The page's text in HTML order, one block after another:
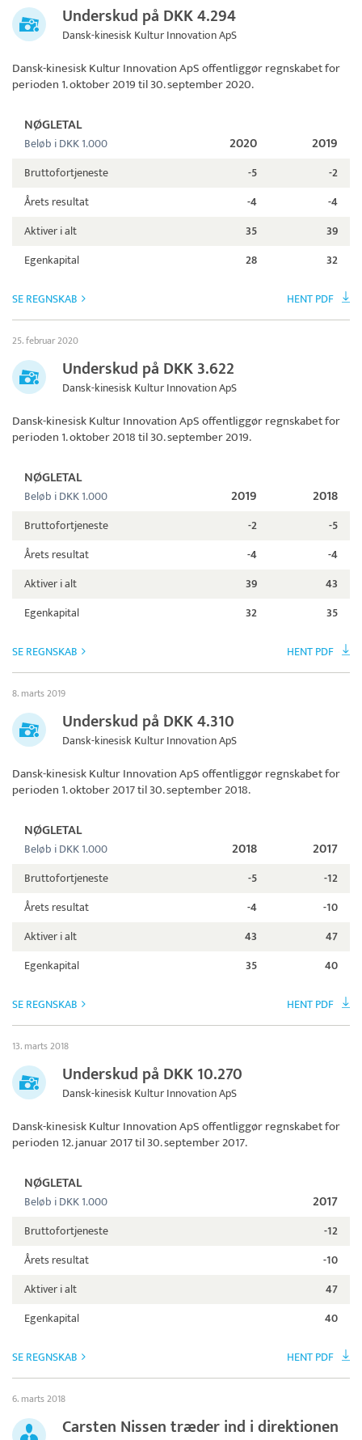
Underskud på DKK 4.294
Dansk-kinesisk Kultur Innovation ApS
Dansk-kinesisk Kultur Innovation ApSoffentliggør regnskabet for
perioden 1. oktober 2019 til 30. september 2020.
NØGLETAL
Beløb i DKK 1.000 2020 2019
Bruttofortjeneste -5
-2
Årets resultat
-4
-4
Aktiver i alt
35
39
Egenkapital
28 32
SE REGNSKAB HENT PDF
25. februar 2020
Underskud på DKK 3.622
Dansk-kinesisk Kultur Innovation ApS
Dansk-kinesisk Kultur Innovation ApSoffentliggør regnskabet for
perioden 1. oktober 2018 til 30. september 2019.
NØGLETAL
Beløb i DKK 1.000 2019 2018
Bruttofortjeneste -2
-5
Årets resultat
-4
-4
Aktiver i alt
39
43
Egenkapital
32 35
SE REGNSKAB HENT PDF
8. marts 2019
Underskud på DKK 4.310
Dansk-kinesisk Kultur Innovation ApS
Dansk-kinesisk Kultur Innovation ApSoffentliggør regnskabet for
perioden 1. oktober 2017 til 30. september 2018.
NØGLETAL
Beløb i DKK 1.000 2018 2017
Bruttofortjeneste -5
-12
Årets resultat
-4
-10
Aktiver i alt
43
47
Egenkapital
35 40
SE REGNSKAB HENT PDF
13. marts 2018
Underskud på DKK 10.270
Dansk-kinesisk Kultur Innovation ApS
Dansk-kinesisk Kultur Innovation ApSoffentliggør regnskabet for
perioden 12. januar 2017 til 30. september 2017.
NØGLETAL
Beløb i DKK 1.000 2017
Bruttofortjeneste
-12
Årets resultat
-10
Aktiver i alt
47
Egenkapital
40
SE REGNSKAB HENT PDF
6. marts 2018
Carsten Nissen træder ind i direktionen